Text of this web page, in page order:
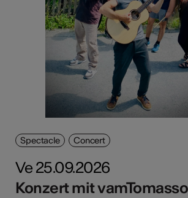
Spectacle Concert
Ve 25.09.2026
Konzert mit